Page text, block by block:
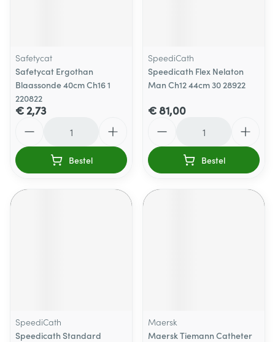
Safetycat
Safetycat Ergothan
Blaassonde 40cm Ch16 1
220822
€ 2,73
Bestel
SpeediCath
Speedicath Flex Nelaton
Man Ch12 44cm 30 28922
€ 81,00
Bestel
SpeediCath
Speedicath Standard
Maersk
Maersk Tiemann Catheter